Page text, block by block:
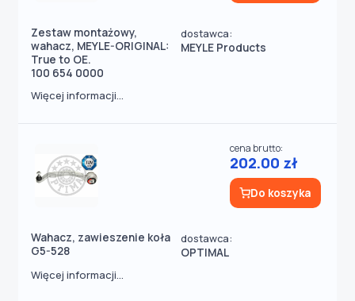
Zestaw montażowy,
wahacz, MEYLE-ORIGINAL:
True to OE.
100 654 0000
dostawca:
MEYLE Products
Więcej informacji...
Wahacz, zawieszenie koła
G5-528
dostawca:
OPTIMAL
cena brutto:
202.00 zł
Do koszyka
Więcej informacji...